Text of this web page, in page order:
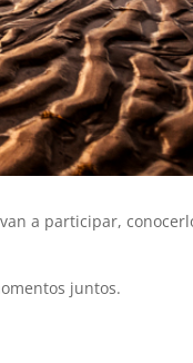
a participar,
juntos.